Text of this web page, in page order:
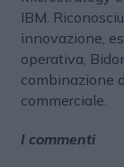
IBM.
innovazione,
operativa,
combinazione
commerciale.
I commenti